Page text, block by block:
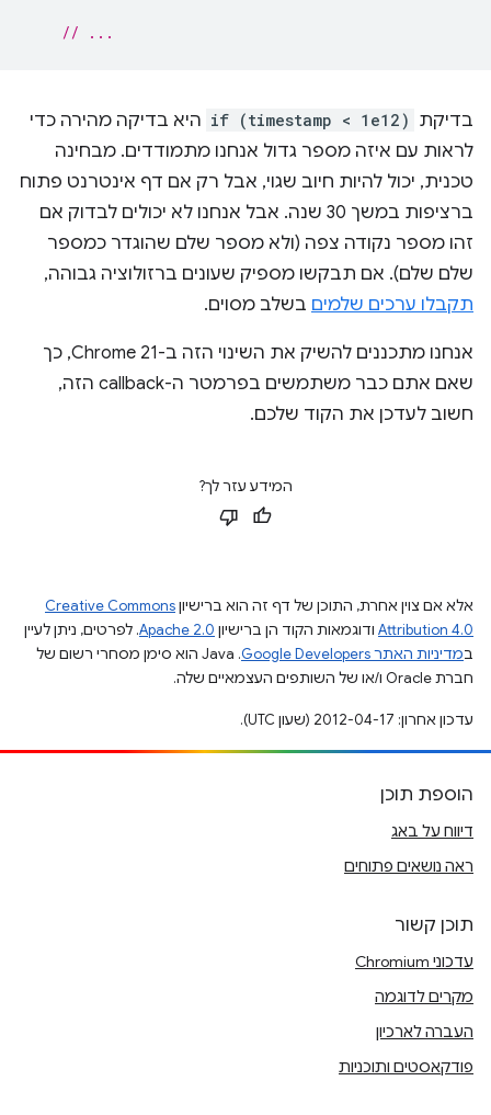
// ...
בדיקת if (timestamp < 1e12) היא בדיקה מהירה כדי
לראות עם איזה מספר גדול אנחנו מתמודדים. מבחינה
טכנית, יכול להיות חיוב שגוי, אבל רק אם דף אינטרנט פתוח
ברציפות במשך 30 שנה. אבל אנחנו לא יכולים לבדוק אם
זהו מספר נקודה צפה (ולא מספר שלם שהוגדר כמספר
שלם שלם). אם תבקשו מספיק שעונים ברזולוציה גבוהה,
תקבלו ערכים שלמים בשלב מסוים.
אנחנו מתכננים להשיק את השינוי הזה ב-Chrome 21, כך
שאם אתם כבר משתמשים בפרמטר ה-callback הזה,
חשוב לעדכן את הקוד שלכם.
המידע עזר לך?
אלא אם צוין אחרת, התוכן של דף זה הוא ברישיוןCreative Commons
Attribution 4.0 ודוגמאות הקוד הן ברישיון Apache 2.0. לפרטים, ניתן לעיין
במדיניות האתר Google Developers‏
.‏ Java הוא סימן מסחרי רשום של
חברת Oracle ו/או של השותפים העצמאיים שלה.
עדכון אחרון: 2012-04-17 (שעון UTC).
הוספת תוכן
דיווח על באג
ראה נושאים פתוחים
תוכן קשור
עדכוני Chromium
מקרים לדוגמה
העברה לארכיון
פודקאסטים ותוכניות